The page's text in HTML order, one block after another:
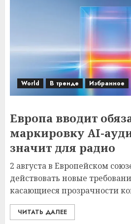
World В тренде Избранное
Европа вводит
маркировку AI-
значит для радио
2 августа в Европейском
действовать новые
касающиеся прозрачности
ЧИТАТЬ ДАЛЕЕ